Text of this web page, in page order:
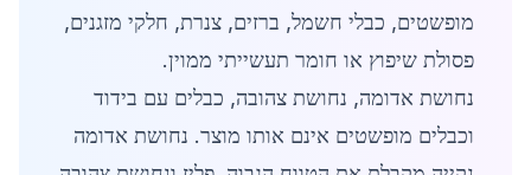
מופשטים, כבלי חשמל, ברזים, צנרת, חלקי מזגנים,
פסולת שיפוץ או חומר תעשייתי ממוין.
נחושת אדומה, נחושת צהובה, כבלים עם בידוד
וכבלים מופשטים אינם אותו מוצר. נחושת אדומה